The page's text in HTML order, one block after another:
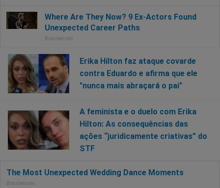
Erika Hilton faz ataque covarde
contra Eduardo e afirma que ele
"nunca mais abraçará o pai"
A feminista e o duelo com Erika
Hilton: As consequências das
ações “juridicamente criativas” do
STF